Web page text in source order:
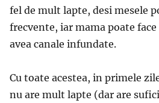
fel de mult lapte, desi mesele
frecvente, iar mama poate
avea canale infundate.
Cu toate acestea, in primele
nu are mult lapte (dar are